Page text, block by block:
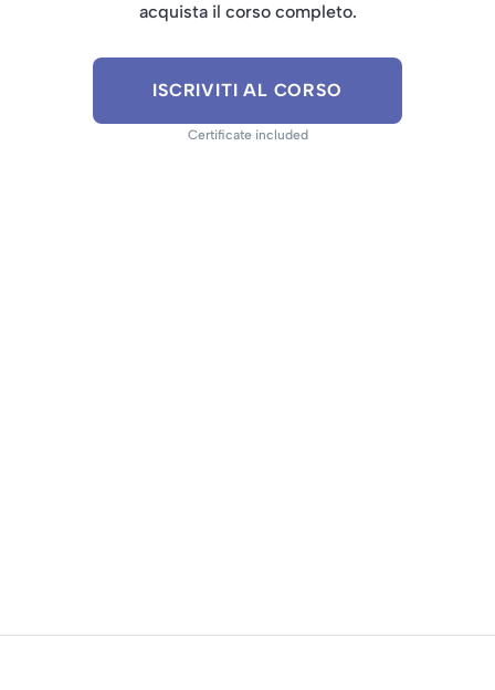
acquista il corso completo.
ISCRIVITI AL CORSO
Certificate included